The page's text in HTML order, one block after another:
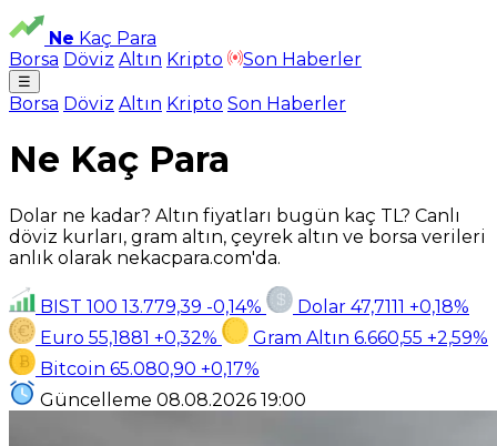
Ne Kaç Para
Borsa Döviz Altın Kripto Son Haberler
☰
Borsa Döviz Altın Kripto Son Haberler
Ne Kaç Para
Dolar ne kadar? Altın fiyatları bugün kaç TL? Canlı
döviz kurları, gram altın, çeyrek altın ve borsa verileri
anlık olarak nekacpara.com'da.
BIST 100 13.779,39 -0,14% Dolar 47,7111 +0,18%
Euro 55,1881 +0,32% Gram Altın 6.660,55 +2,59%
Bitcoin 65.080,90 +0,17%
Güncelleme 08.08.2026 19:00